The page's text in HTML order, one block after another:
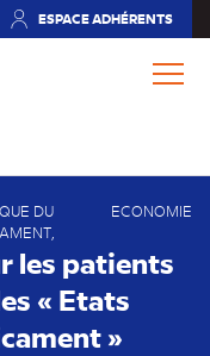
ESPACE ADHÉRENTS
(NOUVEL
DU
ECONOMIE
les patients
« Etats
»